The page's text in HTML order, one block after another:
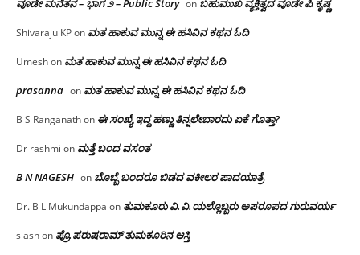
ವೂಡೇ ಮನೆತನ – ಭಾಗ ೨ – Public Story on ಬಹುಮುಖ ವ್ಯಕ್ತಿತ್ವದ ವೂಡೇ ಪಿ.ಕೃಷ್ಣ
Shivaraju KPon ಮತ ಹಾಕುವ ಮುನ್ನ ಈ ಹಸಿವಿನ ಕಥನ ಓದಿ
Umeshon ಮತ ಹಾಕುವ ಮುನ್ನ ಈ ಹಸಿವಿನ ಕಥನ ಓದಿ
prasanna on ಮತ ಹಾಕುವ ಮುನ್ನ ಈ ಹಸಿವಿನ ಕಥನ ಓದಿ
B S Ranganathon ಈ ಸಂಖ್ಯೆ ಇದ್ದ ಹಣ್ಣು ತಿನ್ನಲೇಬಾರದು ಏಕೆ ಗೊತ್ತಾ?
Dr rashmi on ಮತ್ತೆ ಬಂದ ವಸಂತ
B N NAGESH on ಬೊಬ್ಬೆ ಬಂದರೂ ಬಿಡದ ವಕೀಲರ ಪಾದಯಾತ್ರೆ
Dr. B L Mukundappa on ತುಮಕೂರು‌ ವಿ.ವಿ.ಯಲ್ಲೊಬ್ಬರು ಅಪರೂಪದ ಗುರುವರ್ಯ
slashon ಪ್ರೊ.ಪರುಷರಾಮ್ ತುಮಕೂರಿನ ಆಸ್ತಿ